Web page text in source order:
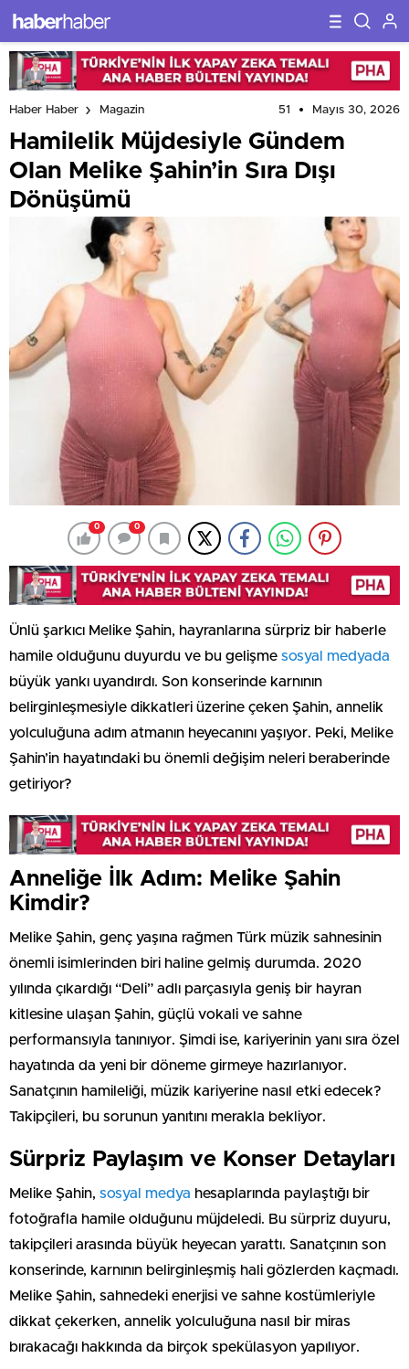
Haber Haber Magazin 51 Mayıs 30, 2026
Hamilelik Müjdesiyle Gündem
Olan Melike Şahin’in Sıra Dışı
Dönüşümü
0 0
Ünlü şarkıcı Melike Şahin, hayranlarına sürpriz bir haberle
hamile olduğunu duyurdu ve bu gelişme sosyal medyada
büyük yankı uyandırdı. Son konserinde karnının
belirginleşmesiyle dikkatleri üzerine çeken Şahin, annelik
yolculuğuna adım atmanın heyecanını yaşıyor. Peki, Melike
Şahin’in hayatındaki bu önemli değişim neleri beraberinde
getiriyor?
Anneliğe İlk Adım: Melike Şahin
Kimdir?
Melike Şahin, genç yaşına rağmen Türk müzik sahnesinin
önemli isimlerinden biri haline gelmiş durumda. 2020
yılında çıkardığı “Deli” adlı parçasıyla geniş bir hayran
kitlesine ulaşan Şahin, güçlü vokali ve sahne
performansıyla tanınıyor. Şimdi ise, kariyerinin yanı sıra özel
hayatında da yeni bir döneme girmeye hazırlanıyor.
Sanatçının hamileliği, müzik kariyerine nasıl etki edecek?
Takipçileri, bu sorunun yanıtını merakla bekliyor.
Sürpriz Paylaşım ve Konser Detayları
Melike Şahin, sosyal medya hesaplarında paylaştığı bir
fotoğrafla hamile olduğunu müjdeledi. Bu sürpriz duyuru,
takipçileri arasında büyük heyecan yarattı. Sanatçının son
konserinde, karnının belirginleşmiş hali gözlerden kaçmadı.
Melike Şahin, sahnedeki enerjisi ve sahne kostümleriyle
dikkat çekerken, annelik yolculuğuna nasıl bir miras
bırakacağı hakkında da birçok spekülasyon yapılıyor.